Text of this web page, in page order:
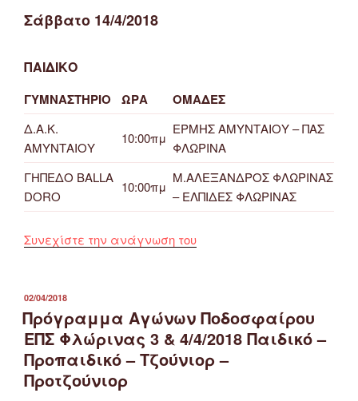
Σάββατο 14/4/2018
ΠΑΙΔΙΚΟ
ΓΥΜΝΑΣΤΗΡΙΟ ΩΡΑ ΟΜΑΔΕΣ
Δ.Α.Κ.
ΑΜΥΝΤΑΙΟΥ
10:00πμ
ΕΡΜΗΣ ΑΜΥΝΤΑΙΟΥ – ΠΑΣ
ΦΛΩΡΙΝΑ
ΓΗΠΕΔΟ BALLA
DORO
10:00πμ
Μ.ΑΛΕΞΑΝΔΡΟΣ ΦΛΩΡΙΝΑΣ
– ΕΛΠΙΔΕΣ ΦΛΩΡΙΝΑΣ
Συνεχίστε την ανάγνωση του“Πρόγραμμα
14
&
15/4/2018
Παιδικό-
ΔΗΜΟΣΙΕΎΤΗΚΕ
ΣΤΙΣ
02/04/2018
Πρόγραμμα Αγώνων Ποδοσφαίρου
ΕΠΣ Φλώρινας 3 & 4/4/2018 Παιδικό –
Προπαιδικό – Τζούνιορ –
Προτζούνιορ